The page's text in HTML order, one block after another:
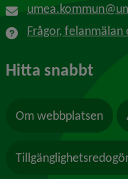
Frågor,
Hitta snabbt
Om webbplatsen